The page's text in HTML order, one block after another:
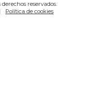
derechos reservados.
Política de cookies